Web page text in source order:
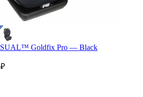
Goldfix Pro — Black